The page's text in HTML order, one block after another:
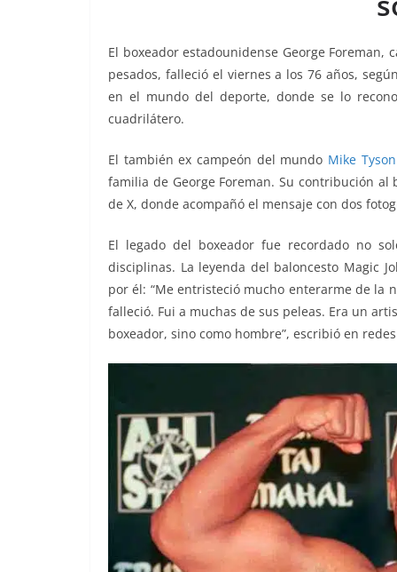
k
El boxeador estadounidense George Foreman,
pesados, falleció el viernes a los 76 años,
en el mundo del deporte, donde se lo
cuadrilátero.
El también ex campeón del mundo Mike Tyson
familia de George Foreman. Su contribución
de X, donde acompañó el mensaje con dos
El legado del boxeador fue recordado no
disciplinas. La leyenda del baloncesto Magic
por él: “Me entristeció mucho enterarme de la
falleció. Fui a muchas de sus peleas. Era un
boxeador, sino como hombre”, escribió en